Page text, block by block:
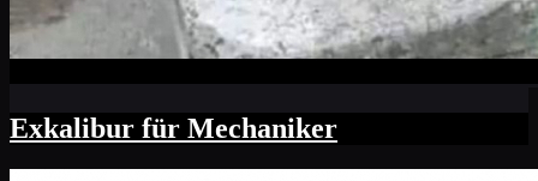
Exkalibur für Mechaniker